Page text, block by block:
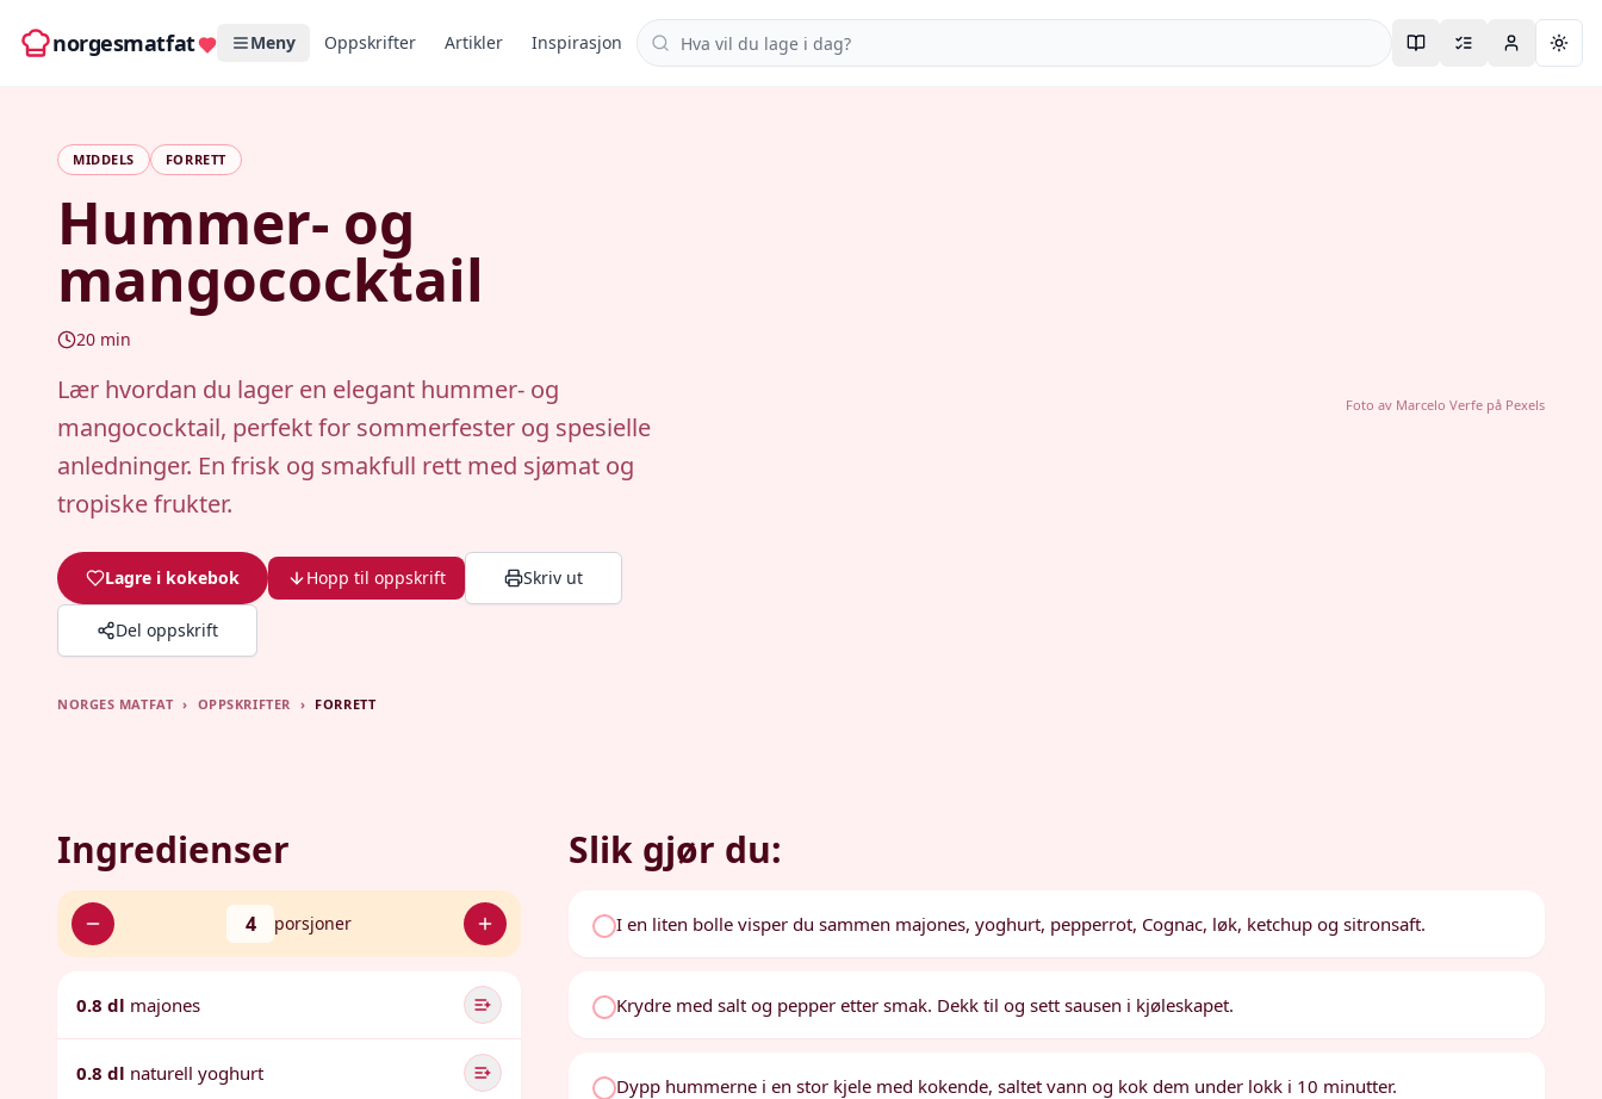
norgesmatfat Meny Oppskrifter Artikler Inspirasjon Søk i oppskrifter
MIDDELS FORRETT
Hummer- og
mangococktail
20 min
Lær hvordan du lager en elegant hummer- og
mangococktail, perfekt for sommerfester og spesielle
anledninger. En frisk og smakfull rett med sjømat og
tropiske frukter.
Lagre i kokebok Hopp til oppskrift Skriv ut
Del oppskrift
Foto av Marcelo Verfepå Pexels
NORGES MATFAT › OPPSKRIFTER › FORRETT
Ingredienser
4 porsjoner
0.8 dl majones
0.8 dl naturell yoghurt
Slik gjør du:
I en liten bolle visper du sammen majones, yoghurt, pepperrot, Cognac, løk, ketchup og sitronsaft.
Krydre med salt og pepper etter smak. Dekk til og sett sausen i kjøleskapet.
Dypp hummerne i en stor kjele med kokende, saltet vann og kok dem under lokk i 10 minutter.